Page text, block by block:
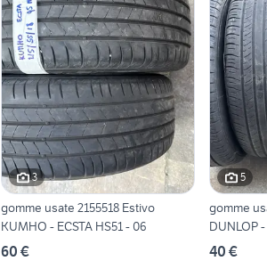
3
gomme usate 2155518 Estivo
KUMHO - ECSTA HS51 - 06
60 €
5
gomme
DUNLOP
40 €